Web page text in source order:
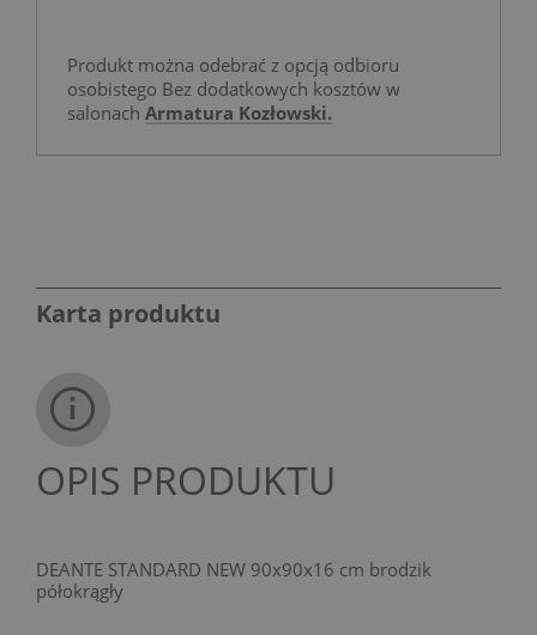
Produkt można odebrać z opcją odbioru
osobistego Bez dodatkowych kosztów w
salonach Armatura Kozłowski.
Karta produktu
OPIS PRODUKTU
DEANTE STANDARD NEW 90x90x16 cm brodzik
półokrągły